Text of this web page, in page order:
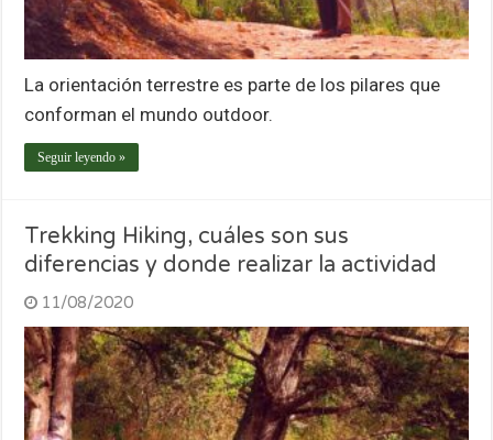
La orientación terrestre es parte de los pilares que
conforman el mundo outdoor.
Seguir leyendo »
Trekking Hiking, cuáles son sus
diferencias y donde realizar la actividad
11/08/2020